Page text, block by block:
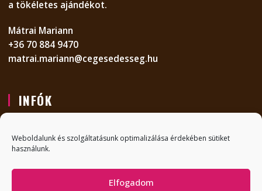
Weboldalunk és szolgáltatásunk optimalizálása érdekében sütiket
használunk.
Elfogadom
a tökéletes ajándékot.
Mátrai Mariann
+36 70 884 9470
matrai.mariann@cegesedesseg.hu
INFÓK
GYIK
ADATVÉDELMI NYILATKOZAT